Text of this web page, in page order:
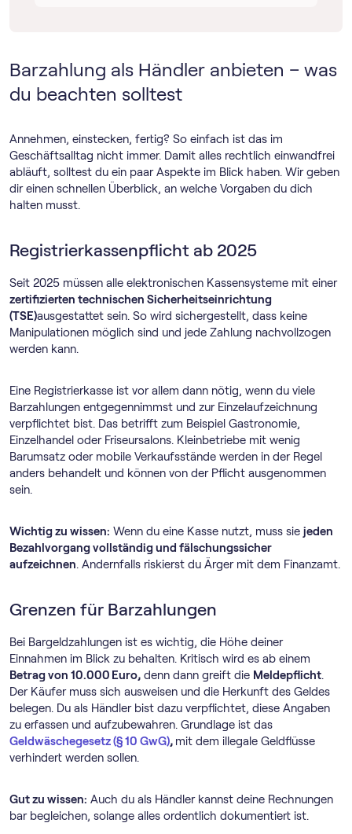
Barzahlung als Händler anbieten – was
du beachten solltest
Annehmen, einstecken, fertig? So einfach ist das im
Geschäftsalltag nicht immer. Damit alles rechtlich einwandfrei
abläuft, solltest du ein paar Aspekte im Blick haben. Wir geben
dir einen schnellen Überblick, an welche Vorgaben du dich
halten musst.
Registrierkassenpflicht ab 2025
Seit 2025 müssen alle elektronischen Kassensysteme mit einer
zertifizierten technischen Sicherheitseinrichtung
(TSE)ausgestattet sein. So wird sichergestellt, dass keine
Manipulationen möglich sind und jede Zahlung nachvollzogen
werden kann.
Eine Registrierkasse ist vor allem dann nötig, wenn du viele
Barzahlungen entgegennimmst und zur Einzelaufzeichnung
verpflichtet bist. Das betrifft zum Beispiel Gastronomie,
Einzelhandel oder Friseursalons. Kleinbetriebe mit wenig
Barumsatz oder mobile Verkaufsstände werden in der Regel
anders behandelt und können von der Pflicht ausgenommen
sein.
Wichtig zu wissen: Wenn du eine Kasse nutzt, muss sie jeden
Bezahlvorgang vollständig und fälschungssicher
aufzeichnen. Andernfalls riskierst du Ärger mit dem Finanzamt.
Grenzen für Barzahlungen
Bei Bargeldzahlungen ist es wichtig, die Höhe deiner
Einnahmen im Blick zu behalten. Kritisch wird es ab einem
Betrag von 10.000 Euro, denn dann greift die Meldepflicht.
Der Käufer muss sich ausweisen und die Herkunft des Geldes
belegen. Du als Händler bist dazu verpflichtet, diese Angaben
zu erfassen und aufzubewahren. Grundlage ist das
Geldwäschegesetz (§ 10 GwG), mit dem illegale Geldflüsse
verhindert werden sollen.
Gut zu wissen: Auch du als Händler kannst deine Rechnungen
bar begleichen, solange alles ordentlich dokumentiert ist.